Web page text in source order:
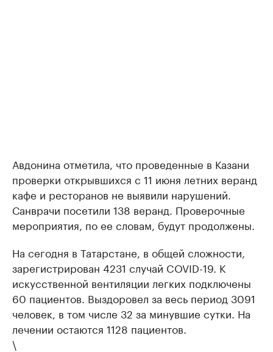
Авдонина отметила, что проведенные в Казани
проверки открывшихся с 11 июня летних веранд
кафе и ресторанов не выявили нарушений.
Санврачи посетили 138 веранд. Проверочные
мероприятия, по ее словам, будут продолжены.
На сегодня в Татарстане, в общей сложности,
зарегистрирован 4231 случай COVID-19. К
искусственной вентиляции легких подключены
60 пациентов. Выздоровел за весь период 3091
человек, в том числе 32 за минувшие сутки. На
лечении остаются 1128 пациентов.
\